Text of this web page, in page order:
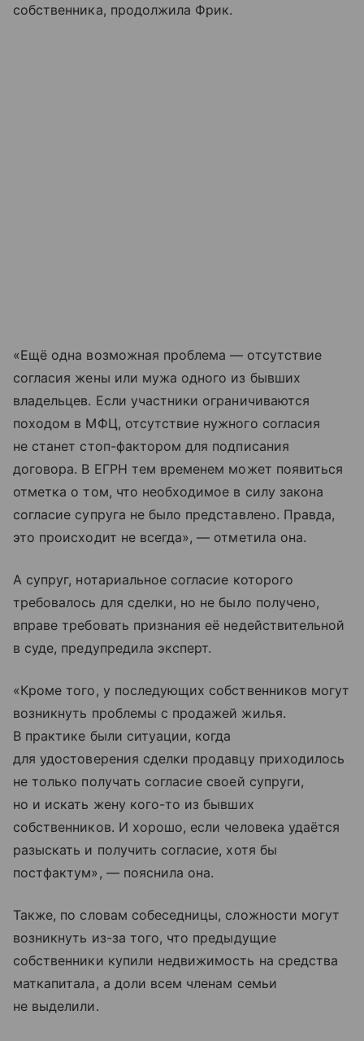
собственника, продолжила Фрик.
«Ещё одна возможная проблема — отсутствие
согласия жены или мужа одного из бывших
владельцев. Если участники ограничиваются
походом в МФЦ, отсутствие нужного согласия
не станет стоп-фактором для подписания
договора. В ЕГРН тем временем может появиться
отметка о том, что необходимое в силу закона
согласие супруга не было представлено. Правда,
это происходит не всегда», — отметила она.
А супруг, нотариальное согласие которого
требовалось для сделки, но не было получено,
вправе требовать признания её недействительной
в суде, предупредила эксперт.
«Кроме того, у последующих собственников могут
возникнуть проблемы с продажей жилья.
В практике были ситуации, когда
для удостоверения сделки продавцу приходилось
не только получать согласие своей супруги,
но и искать жену кого-то из бывших
собственников. И хорошо, если человека удаётся
разыскать и получить согласие, хотя бы
постфактум», — пояснила она.
Также, по словам собеседницы, сложности могут
возникнуть из-за того, что предыдущие
собственники купили недвижимость на средства
маткапитала, а доли всем членам семьи
не выделили.